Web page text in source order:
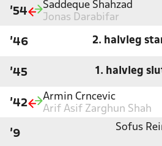
'54
Saddeque Shahzad
Jonas Darabifar
'46 2. halvleg
'45 1. halvleg
'42
Armin Crncevic
Arif Asif Zarghun Shah
'9
Sofus